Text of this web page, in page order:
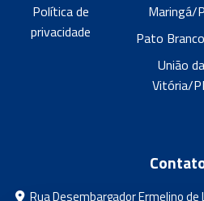
Política de
privacidade
Maringá/
Pato
União da
Vitória/
Rua Desembargador Ermelino